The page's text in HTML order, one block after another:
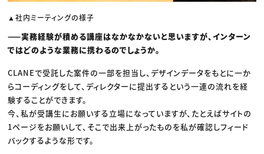
▲社内ミーティングの様子
——実務経験が積める講座はなかなかないと思いますが、インターン
ではどのような業務に携わるのでしょうか。
CLANEで受託した案件の一部を担当し、デザインデータをもとに一か
らコーディングをして、ディレクターに提出するという一連の流れを経
験することができます。
今、私が受講生にお願いする立場になっていますが、たとえばサイトの
1ページをお願いして、そこで出来上がったものを私が確認しフィード
バックするような形です。